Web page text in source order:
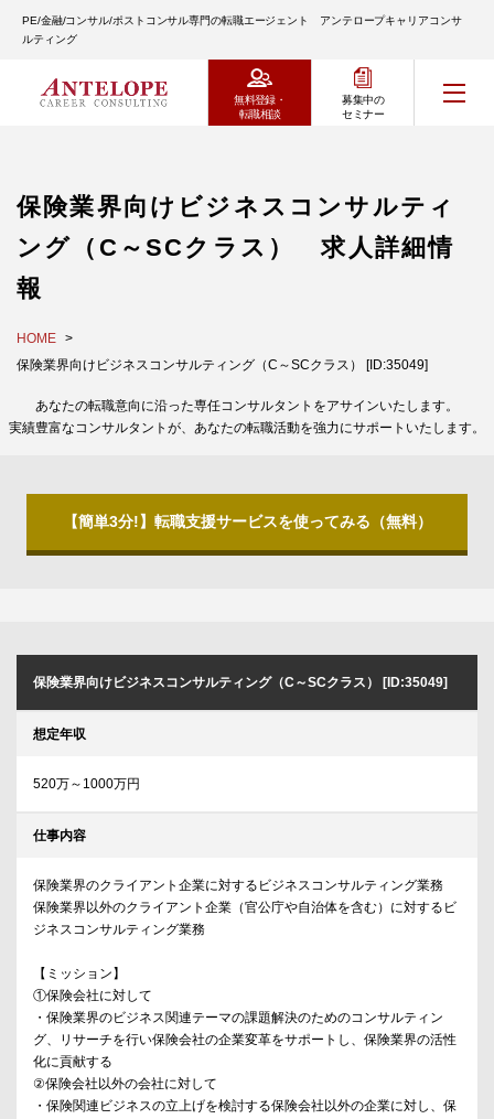
PE/金融/コンサル/ポストコンサル専門の転職エージェント アンテロープキャリアコンサ
ルティング
無料登録・
転職相談
募集中の
セミナー
保険業界向けビジネスコンサルティ
ング（C～SCクラス） 求人詳細情
報
HOME
保険業界向けビジネスコンサルティング（C～SCクラス） [ID:35049]
あなたの転職意向に沿った専任コンサルタントをアサインいたします。
実績豊富なコンサルタントが、あなたの転職活動を強力にサポートいたします。
【簡単3分!】転職支援サービスを使ってみる（無料）
保険業界向けビジネスコンサルティング（C～SCクラス） [ID:35049]
想定年収
520万～1000万円
仕事内容
保険業界のクライアント企業に対するビジネスコンサルティング業務
保険業界以外のクライアント企業（官公庁や自治体を含む）に対するビ
ジネスコンサルティング業務
【ミッション】
①保険会社に対して
・保険業界のビジネス関連テーマの課題解決のためのコンサルティン
グ、リサーチを行い保険会社の企業変革をサポートし、保険業界の活性
化に貢献する
②保険会社以外の会社に対して
・保険関連ビジネスの立上げを検討する保険会社以外の企業に対し、保